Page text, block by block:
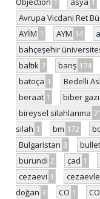
Avrupa Vicdani Ret
AYİM 1 AYM 14
bahçeşehir
baltık 7 barış 174
batoça 1 Bedelli
beraat 1 biber gazı
bireysel silahlanma 71
silah 1 bm 172
Bulgaristan 3
burundi 2 çad 1
cezaevi 1
doğan 3 CO 1